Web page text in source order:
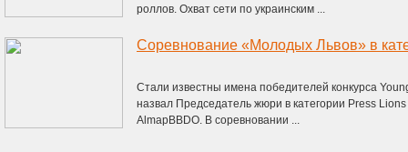
роллов. Охват сети по украинским ...
Стали известны имена победителей конкурса
назвал Председатель жюри в категории Press
AlmapBBDO. В соревновании ...